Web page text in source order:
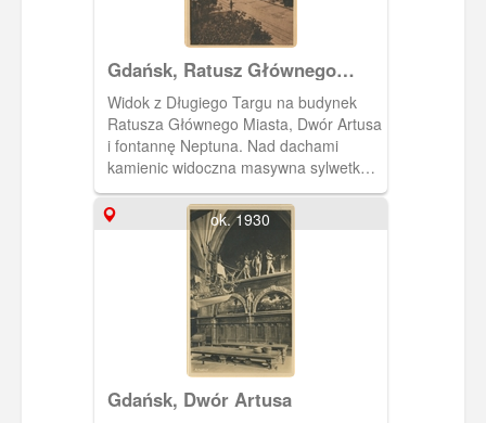
Gdańsk, Ratusz Głównego
Miasta
Widok z Długiego Targu na budynek
Ratusza Głównego Miasta, Dwór Artusa
i fontannę Neptuna. Nad dachami
kamienic widoczna masywna sylwetka
Kościoła Mariackiego.
ok. 1930
Gdańsk, Dwór Artusa